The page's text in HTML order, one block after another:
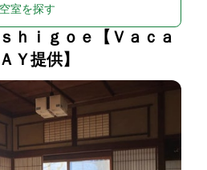
空室を探す
ｈｉｇｏｅ【Ｖａｃａ
Ｙ提供】